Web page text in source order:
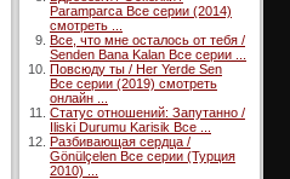
Paramparca Все серии (2014)
смотреть ...
Все, что мне осталось от тебя /
Senden Bana Kalan Все серии ...
Повсюду ты / Her Yerde Sen
Все серии (2019) смотреть
онлайн ...
Статус отношений: Запутанно /
Iliski Durumu Karisik Все ...
Разбивающая сердца /
Gönülçelen Все серии (Турция
2010) ...